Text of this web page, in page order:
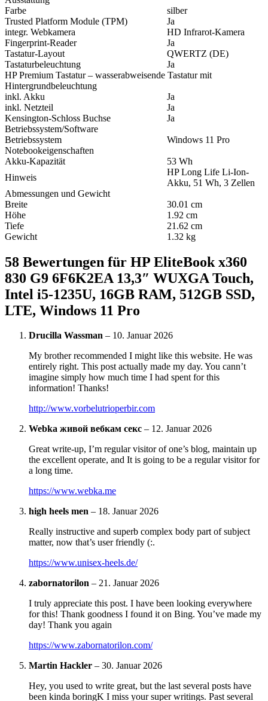
Farbe
silber
Trusted Platform Module (TPM)
Ja
integr. Webkamera
HD Infrarot-Kamera
Fingerprint-Reader
Ja
Tastatur-Layout
QWERTZ (DE)
Tastaturbeleuchtung
Ja
HP Premium Tastatur – wasserabweisende Tastatur mit
Hintergrundbeleuchtung
inkl. Akku
Ja
inkl. Netzteil
Ja
Kensington-Schloss Buchse
Ja
Betriebssystem/Software
Betriebssystem
Windows 11 Pro
Notebookeigenschaften
Akku-Kapazität
53 Wh
Hinweis
HP Long Life Li-Ion-
Akku, 51 Wh, 3 Zellen
Abmessungen und Gewicht
Breite
30.01 cm
Höhe
1.92 cm
Tiefe
21.62 cm
Gewicht
1.32 kg
58 Bewertungen für HP EliteBook x360
830 G9 6F6K2EA 13,3″ WUXGA Touch,
Intel i5-1235U, 16GB RAM, 512GB SSD,
LTE, Windows 11 Pro
Drucilla Wassman – 10. Januar 2026
My brother recommended I might like this website. He was
entirely right. This post actually made my day. You cann’t
imagine simply how much time I had spent for this
information! Thanks!
http://www.vorbelutrioperbir.com
Webka живой вебкам секс – 12. Januar 2026
Great write-up, I’m regular visitor of one’s blog, maintain up
the excellent operate, and It is going to be a regular visitor for
a long time.
https://www.webka.me
high heels men – 18. Januar 2026
Really instructive and superb complex body part of subject
matter, now that’s user friendly (:.
https://www.unisex-heels.de/
zabornatorilon – 21. Januar 2026
I truly appreciate this post. I have been looking everywhere
for this! Thank goodness I found it on Bing. You’ve made my
day! Thank you again
https://www.zabornatorilon.com/
Martin Hackler – 30. Januar 2026
Hey, you used to write great, but the last several posts have
been kinda boringK I miss your super writings. Past several